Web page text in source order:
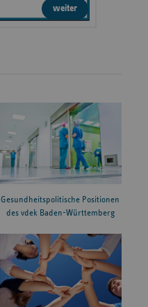
weiter
Gesundheitspolitische Positionen
des vdek Baden-Württemberg